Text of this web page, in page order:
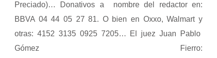
Preciado)… Donativos a nombre del redactor en:
BBVA 04 44 05 27 81. O bien en Oxxo, Walmart y
otras: 4152 3135 0925 7205… El juez Juan Pablo
Gómez Fierro: